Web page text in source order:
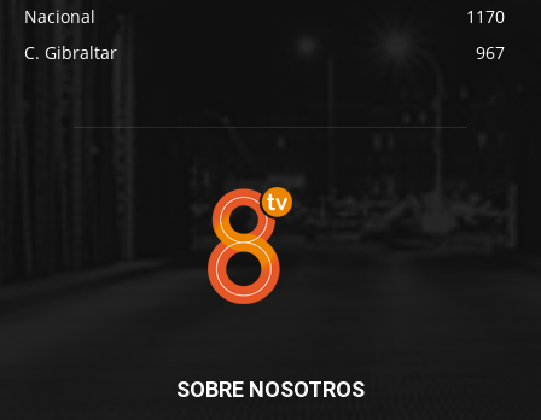
Nacional
1170
C. Gibraltar
967
SOBRE NOSOTROS